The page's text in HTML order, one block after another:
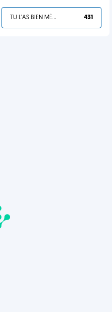
TU L'AS BIEN MÉRITÉ 431